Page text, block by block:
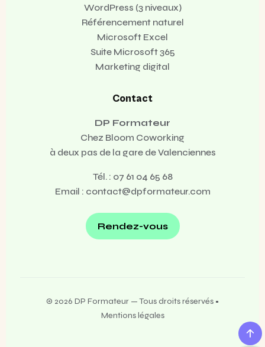
WordPress (3 niveaux)
Référencement naturel
Microsoft Excel
Suite Microsoft 365
Marketing digital
Contact
DP Formateur
Chez Bloom Coworking
à deux pas de la gare de Valenciennes
Tél. : 07 61 04 65 68
Email : contact@dpformateur.com
Rendez-vous
© 2026 DP Formateur — Tous droits réservés •
Mentions légales